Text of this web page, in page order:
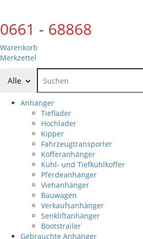
0661 - 68868
Warenkorb
Merkzettel
Alle
Anhänger
Tieflader
Hochlader
Kipper
Fahrzeugtransporter
Kofferanhänger
Kühl- und Tiefkühlkoffer
Pferdeanhänger
Viehanhänger
Bauwagen
Verkaufsanhänger
Senkliftanhänger
Bootstrailer
Gebrauchte Anhänger